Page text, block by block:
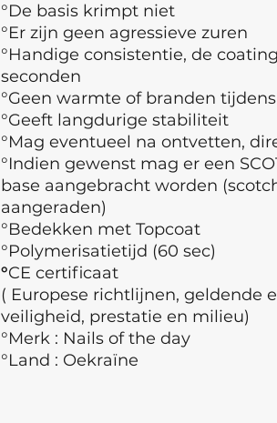
°De basis krimpt niet
°Er zijn geen agressieve zuren
°Handige consistentie, de
seconden
°Geen warmte of branden
°Geeft langdurige stabiliteit
°Mag eventueel na ontvetten,
°Indien gewenst mag er een
base aangebracht worden
aangeraden)
°Bedekken met Topcoat
°Polymerisatietijd (60 sec)
°CE certificaat
( Europese richtlijnen, geldende
veiligheid, prestatie en milieu)
°Merk : Nails of the day
°Land : Oekraïne